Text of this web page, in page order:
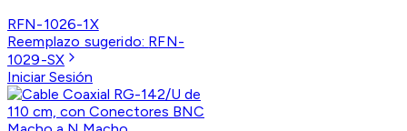
RFN-1026-1X
Reemplazo sugerido: RFN-
1029-SX
Iniciar Sesión